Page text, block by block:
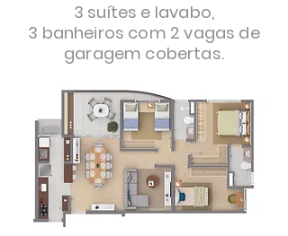
3 suítes e lavabo,
3 banheiros com 2 vagas de
garagem cobertas.